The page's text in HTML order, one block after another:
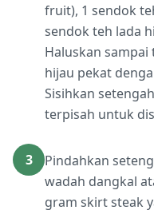
fruit), 1 sendok
sendok teh lada
Haluskan
hijau pekat
Sisihkan
terpisah untuk
3
Pindahkan
wadah dangkal
gram skirt steak